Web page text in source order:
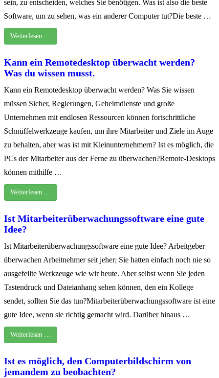
sein, zu entscheiden, welches Sie benötigen. Was ist also die beste
Software, um zu sehen, was ein anderer Computer tut?Die beste …
Weiterlesen …
Kann ein Remotedesktop überwacht werden?
Was du wissen musst.
Kann ein Remotedesktop überwacht werden? Was Sie wissen
müssen Sicher, Regierungen, Geheimdienste und große
Unternehmen mit endlosen Ressourcen können fortschrittliche
Schnüffelwerkzeuge kaufen, um ihre Mitarbeiter und Ziele im Auge
zu behalten, aber was ist mit Kleinunternehmern? Ist es möglich, die
PCs der Mitarbeiter aus der Ferne zu überwachen?Remote-Desktops
können mithilfe …
Weiterlesen …
Ist Mitarbeiterüberwachungssoftware eine gute
Idee?
Ist Mitarbeiterüberwachungssoftware eine gute Idee? Arbeitgeber
überwachen Arbeitnehmer seit jeher; Sie hatten einfach noch nie so
ausgefeilte Werkzeuge wie wir heute. Aber selbst wenn Sie jeden
Tastendruck und Dateianhang sehen können, den ein Kollege
sendet, sollten Sie das tun?Mitarbeiterüberwachungssoftware ist eine
gute Idee, wenn sie richtig gemacht wird. Darüber hinaus …
Weiterlesen …
Ist es möglich, den Computerbildschirm von
jemandem zu beobachten?